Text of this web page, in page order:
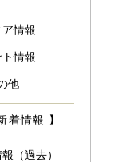
ア情報
情報
他
着情報 】
（過去）